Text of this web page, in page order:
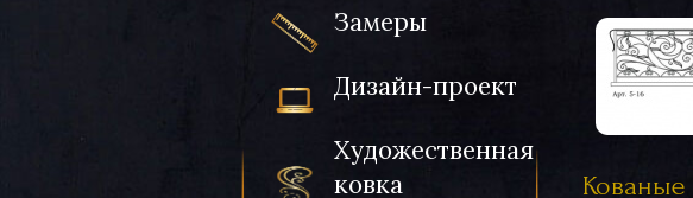
Замеры
Дизайн-проект
Художественная
ковка
Кованые